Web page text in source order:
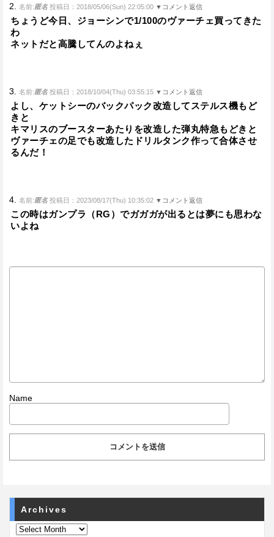
2. 名前:匿名 投稿日：2018/05/06(Sun) 22:05:00 ▼コメント返信
ちょうど今日、ジョーシンで1/100のヴァーチェ買ってきた
わ
ネットだと高騰してんのよねぇ
3. 名前:匿名 投稿日：2018/10/04(Thu) 03:55:15 ▼コメント返信
よし、ケットシーのバックパック改造してステルス機もど
きと
キマリスのブースターあたりを改造した弾丸特急もどきと
ヴァーチェの足でも改造したドリルタンク作って合体させ
るんだ！
4. 名前:匿名 投稿日：2023/08/17(Thu) 10:35:02 ▼コメント返信
この時はガンプラ（RG）でガガガが出るとは夢にも思わな
いよね
Name
Archives